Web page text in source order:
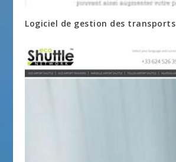
Logiciel de gestion des transports